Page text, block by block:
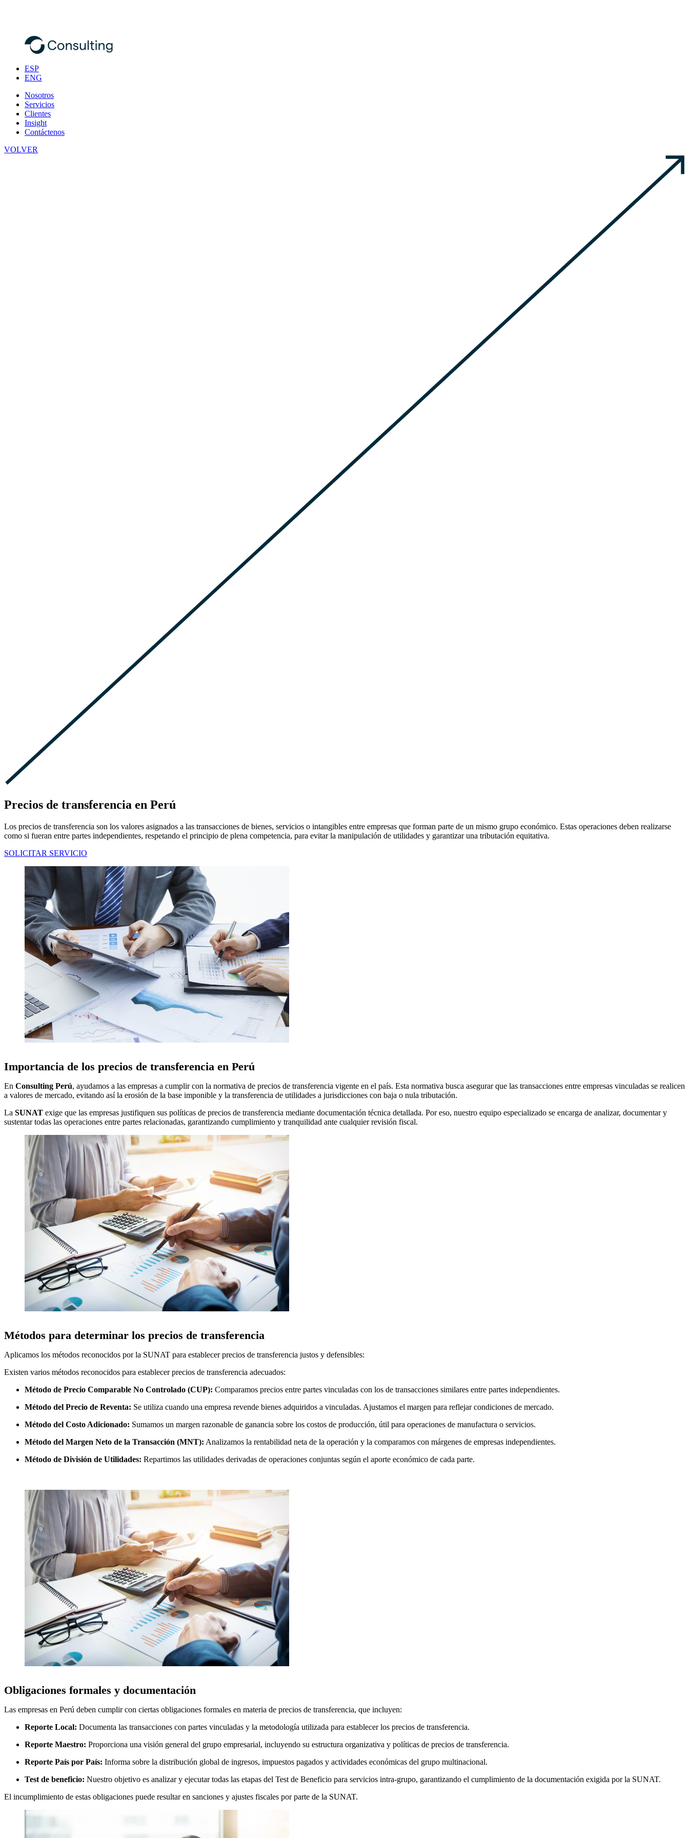
ESP
ENG
Nosotros
Servicios
Clientes
Insight
Contáctenos
VOLVER
Precios de transferencia en Perú
Los precios de transferencia son los valores asignados a las transacciones de bienes, servicios o intangibles entre empresas que forman parte de un mismo grupo económico. Estas operaciones deben realizarse
como si fueran entre partes independientes, respetando el principio de plena competencia, para evitar la manipulación de utilidades y garantizar una tributación equitativa.
SOLICITAR SERVICIO
Importancia de los precios de transferencia en Perú
En Consulting Perú, ayudamos a las empresas a cumplir con la normativa de precios de transferencia vigente en el país. Esta normativa busca asegurar que las transacciones entre empresas vinculadas se realicen
a valores de mercado, evitando así la erosión de la base imponible y la transferencia de utilidades a jurisdicciones con baja o nula tributación.
La SUNAT exige que las empresas justifiquen sus políticas de precios de transferencia mediante documentación técnica detallada. Por eso, nuestro equipo especializado se encarga de analizar, documentar y
sustentar todas las operaciones entre partes relacionadas, garantizando cumplimiento y tranquilidad ante cualquier revisión fiscal.
Métodos para determinar los precios de transferencia
Aplicamos los métodos reconocidos por la SUNAT para establecer precios de transferencia justos y defensibles:
Existen varios métodos reconocidos para establecer precios de transferencia adecuados:
Método de Precio Comparable No Controlado (CUP): Comparamos precios entre partes vinculadas con los de transacciones similares entre partes independientes.
Método del Precio de Reventa: Se utiliza cuando una empresa revende bienes adquiridos a vinculadas. Ajustamos el margen para reflejar condiciones de mercado.
Método del Costo Adicionado: Sumamos un margen razonable de ganancia sobre los costos de producción, útil para operaciones de manufactura o servicios.
Método del Margen Neto de la Transacción (MNT): Analizamos la rentabilidad neta de la operación y la comparamos con márgenes de empresas independientes.
Método de División de Utilidades: Repartimos las utilidades derivadas de operaciones conjuntas según el aporte económico de cada parte.
Obligaciones formales y documentación
Las empresas en Perú deben cumplir con ciertas obligaciones formales en materia de precios de transferencia, que incluyen:
Reporte Local: Documenta las transacciones con partes vinculadas y la metodología utilizada para establecer los precios de transferencia.
Reporte Maestro: Proporciona una visión general del grupo empresarial, incluyendo su estructura organizativa y políticas de precios de transferencia.
Reporte País por País: Informa sobre la distribución global de ingresos, impuestos pagados y actividades económicas del grupo multinacional.
Test de beneficio: Nuestro objetivo es analizar y ejecutar todas las etapas del Test de Beneficio para servicios intra-grupo, garantizando el cumplimiento de la documentación exigida por la SUNAT.
El incumplimiento de estas obligaciones puede resultar en sanciones y ajustes fiscales por parte de la SUNAT.